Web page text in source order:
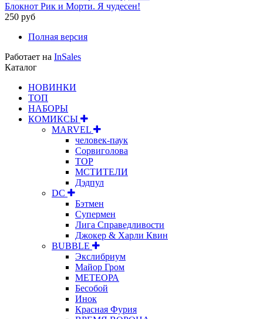
Блокнот Рик и Морти. Я чудесен!
250 руб
Полная версия
Работает на InSales
Каталог
НОВИНКИ
ТОП
НАБОРЫ
КОМИКСЫ
MARVEL
человек-паук
Сорвиголова
ТОР
МСТИТЕЛИ
Дэдпул
DC
Бэтмен
Супермен
Лига Справедливости
Джокер & Харли Квин
BUBBLE
Экслибриум
Майор Гром
МЕТЕОРА
Бесобой
Инок
Красная Фурия